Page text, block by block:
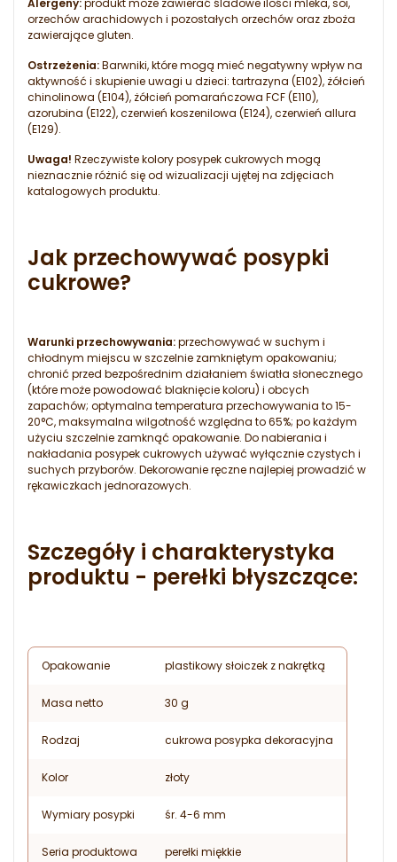
Alergeny:produkt może zawierać śladowe ilości mleka, soi,
orzechów arachidowych i pozostałych orzechów oraz zboża
zawierające gluten.
Ostrzeżenia:Barwniki, które mogą mieć negatywny wpływ na
aktywność i skupienie uwagi u dzieci: tartrazyna (E102), żółcień
chinolinowa (E104), żółcień pomarańczowa FCF (E110),
azorubina (E122), czerwień koszenilowa (E124), czerwień allura
(E129).
Uwaga! Rzeczywiste kolory posypek cukrowych mogą
nieznacznie różnić się od wizualizacji ujętej na zdjęciach
katalogowych produktu.
Jak przechowywać posypki
cukrowe?
Warunki przechowywania:przechowywać w suchym i
chłodnym miejscu w szczelnie zamkniętym opakowaniu;
chronić przed bezpośrednim działaniem światła słonecznego
(które może powodować blaknięcie koloru) i obcych
zapachów; optymalna temperatura przechowywania to 15-
20°C, maksymalna wilgotność względna to 65%; po każdym
użyciu szczelnie zamknąć opakowanie. Do nabierania i
nakładania posypek cukrowych używać wyłącznie czystych i
suchych przyborów. Dekorowanie ręczne najlepiej prowadzić w
rękawiczkach jednorazowych.
Szczegóły i charakterystyka
produktu - perełki błyszczące:
Opakowanie plastikowy słoiczek z nakrętką
Masa netto 30 g
Rodzaj cukrowa posypka dekoracyjna
Kolor złoty
Wymiary posypki śr. 4-6 mm
Seria produktowa perełki miękkie